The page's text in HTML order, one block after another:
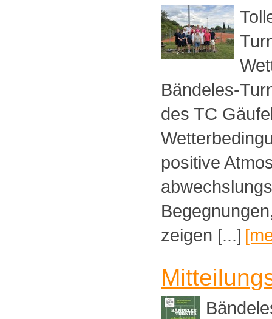
Bändeles-
des TC
positive
zeigen [...]